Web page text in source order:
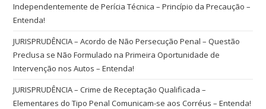
Independentemente de Perícia Técnica – Princípio da Precaução –
Entenda!
JURISPRUDÊNCIA – Acordo de Não Persecução Penal – Questão
Preclusa se Não Formulado na Primeira Oportunidade de
Intervenção nos Autos – Entenda!
JURISPRUDÊNCIA – Crime de Receptação Qualificada –
Elementares do Tipo Penal Comunicam-se aos Corréus – Entenda!